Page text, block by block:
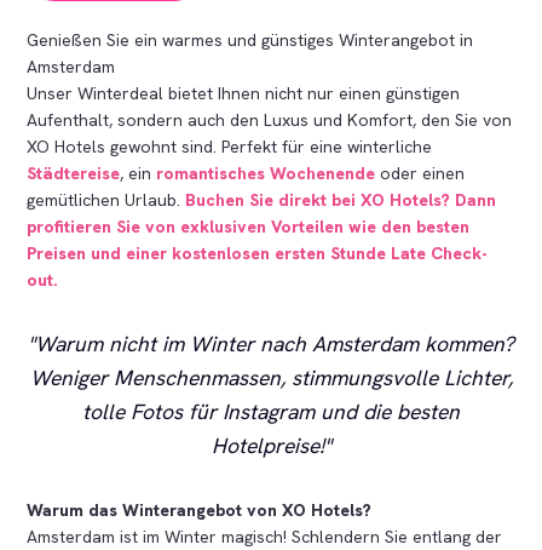
Genießen Sie ein warmes und günstiges Winterangebot in
Amsterdam
Unser Winterdeal bietet Ihnen nicht nur einen günstigen
Aufenthalt, sondern auch den Luxus und Komfort, den Sie von
XO Hotels gewohnt sind. Perfekt für eine winterliche
Städtereise, ein romantisches Wochenende oder einen
gemütlichen Urlaub. Buchen Sie direkt bei XO Hotels? Dann
profitieren Sie von exklusiven Vorteilen wie den besten
Preisen und einer kostenlosen ersten Stunde Late Check-
out.
Warum nicht im Winter nach Amsterdam kommen?
Weniger Menschenmassen, stimmungsvolle Lichter,
tolle Fotos für Instagram und die besten
Hotelpreise!
Warum das Winterangebot von XO Hotels?
Amsterdam ist im Winter magisch! Schlendern Sie entlang der